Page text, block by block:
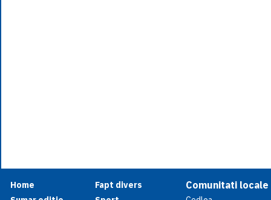
Home
Fapt divers
Comunitati locale